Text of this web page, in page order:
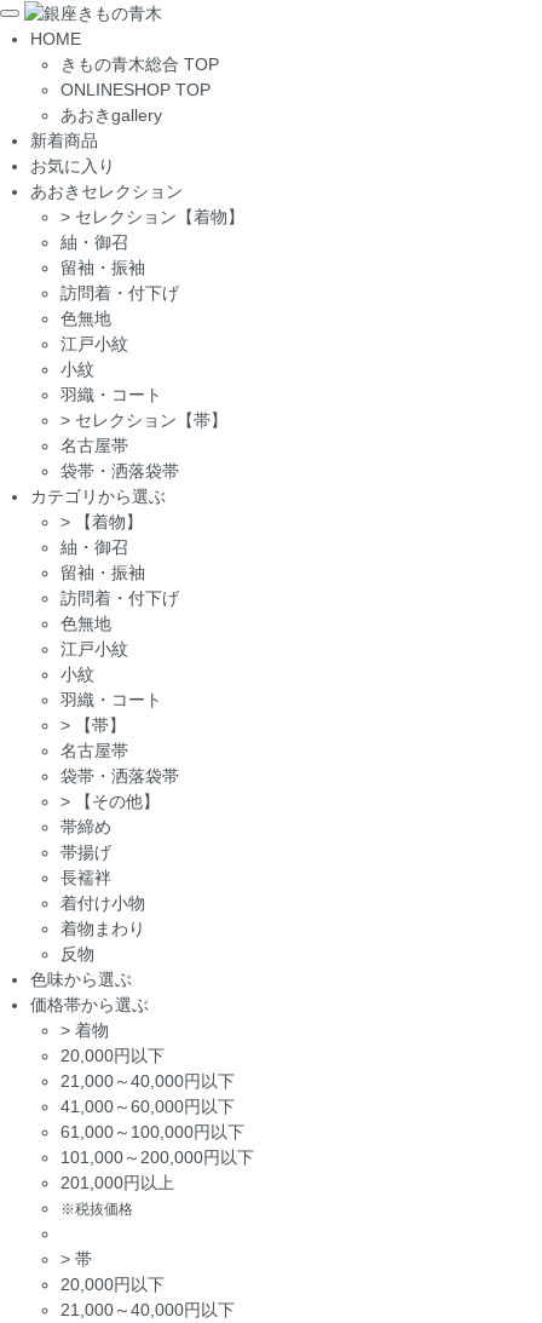
Toggle
navigation
HOME
きもの青木総合 TOP
ONLINESHOP TOP
あおきgallery
新着商品
お気に入り
あおきセレクション
> セレクション【着物】
紬・御召
留袖・振袖
訪問着・付下げ
色無地
江戸小紋
小紋
羽織・コート
> セレクション【帯】
名古屋帯
袋帯・洒落袋帯
カテゴリから選ぶ
>
【着物】
紬・御召
留袖・振袖
訪問着・付下げ
色無地
江戸小紋
小紋
羽織・コート
>
【帯】
名古屋帯
袋帯・洒落袋帯
>
【その他】
帯締め
帯揚げ
長襦袢
着付け小物
着物まわり
反物
色味から選ぶ
価格帯から選ぶ
> 着物
20,000円以下
21,000～40,000円以下
41,000～60,000円以下
61,000～100,000円以下
101,000～200,000円以下
201,000円以上
※税抜価格
> 帯
20,000円以下
21,000～40,000円以下